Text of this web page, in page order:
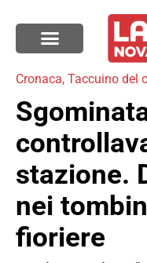
Cronaca, Taccuino del
stazione.
nei
fioriere